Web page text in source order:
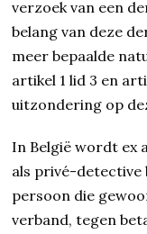
verzoek van een
belang van deze
meer bepaalde
artikel 1 lid 3 en
uitzondering op
In België wordt ex
als privé-detective
persoon die
verband, tegen